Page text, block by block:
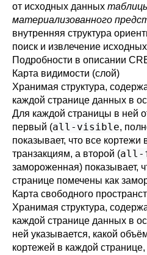
от исходных данных
материализованного
внутренняя структура
поиск и извлечение
Подробности в описании
Карта видимости (слой)
Хранимая структура,
каждой странице данных в
Для каждой страницы в ней
первый (all-visible,
показывает, что все
транзакциям, а второй (all-
замороженная) показывает,
странице помечены как
Карта свободного
Хранимая структура,
каждой странице данных в
ней указывается, какой
кортежей в каждой